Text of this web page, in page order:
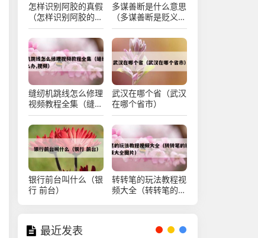
怎样识别阿胶的真假
（怎样识别阿胶的真
假图片）
多谋善断是什么意思
（多谋善断是贬义词
还是褒义词）
缝纫机跳线怎么修理
视频教程全集（缝纫
机跳线怎么办,视
频）
武汉在哪个省（武汉
在哪个省市）
银行前台叫什么（银
行 前台）
转转笔的玩法教程视
频大全（转转笔的玩
最近发表